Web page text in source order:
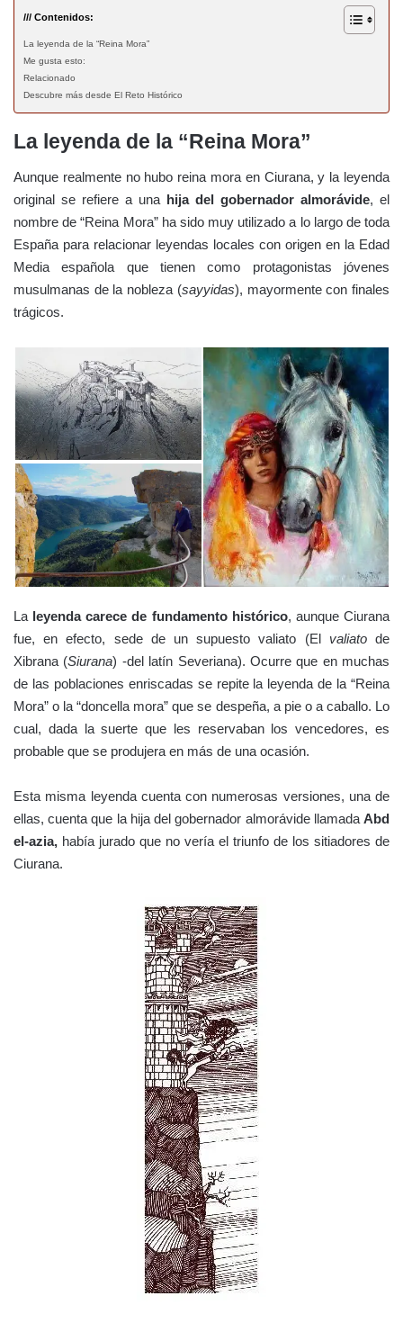
/// Contenidos:
La leyenda de la “Reina Mora”
Me gusta esto:
Relacionado
Descubre más desde El Reto Histórico
La leyenda de la “Reina Mora”
Aunque realmente no hubo reina mora en Ciurana, y la leyenda
original se refiere a una hija del gobernador almorávide, el
nombre de “Reina Mora” ha sido muy utilizado a lo largo de toda
España para relacionar leyendas locales con origen en la Edad
Media española que tienen como protagonistas jóvenes
musulmanas de la nobleza (sayyidas), mayormente con finales
trágicos.
La leyenda carece de fundamento histórico, aunque Ciurana
fue, en efecto, sede de un supuesto valiato (El valiatode
Xibrana (Siurana) -del latín Severiana). Ocurre que en muchas
de las poblaciones enriscadas se repite la leyenda de la “Reina
Mora” o la “doncella mora” que se despeña, a pie o a caballo. Lo
cual, dada la suerte que les reservaban los vencedores, es
probable que se produjera en más de una ocasión.
Esta misma leyenda cuenta con numerosas versiones, una de
ellas, cuenta que la hija del gobernador almorávide llamada Abd
el-azia, había jurado que no vería el triunfo de los sitiadores de
Ciurana.